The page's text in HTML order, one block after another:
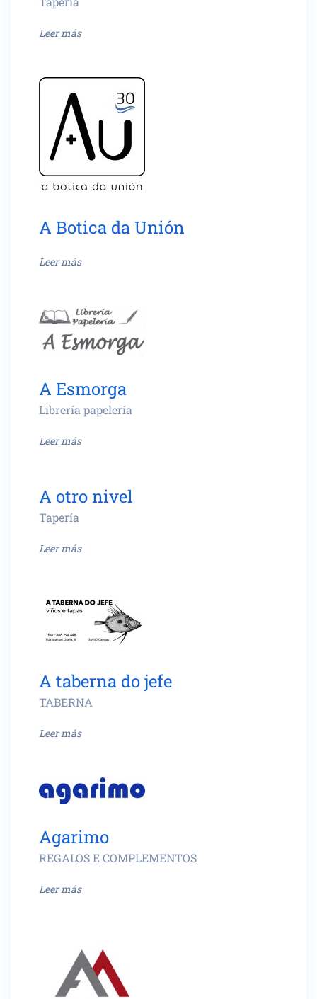
Leer más
A Botica da Unión
Leer más
A Esmorga
Librería papelería
Leer más
A otro nivel
Tapería
Leer más
A taberna do jefe
TABERNA
Leer más
Agarimo
REGALOS E COMPLEMENTOS
Leer más